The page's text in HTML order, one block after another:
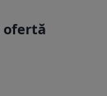
ofertă